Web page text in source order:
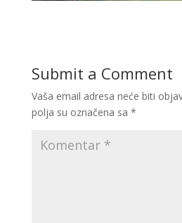
Submit a Comment
Vaša email adresa neće biti
polja su označena sa *